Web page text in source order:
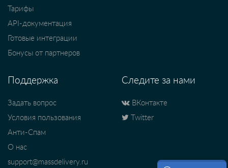
Тарифы
API-документация
Готовые интеграции
Бонусы от партнеров
Поддержка
Задать вопрос
Условия пользования
Анти-Спам
О нас
support@massdelivery.ru
Следите за нами
ВКонтакте
Twitter